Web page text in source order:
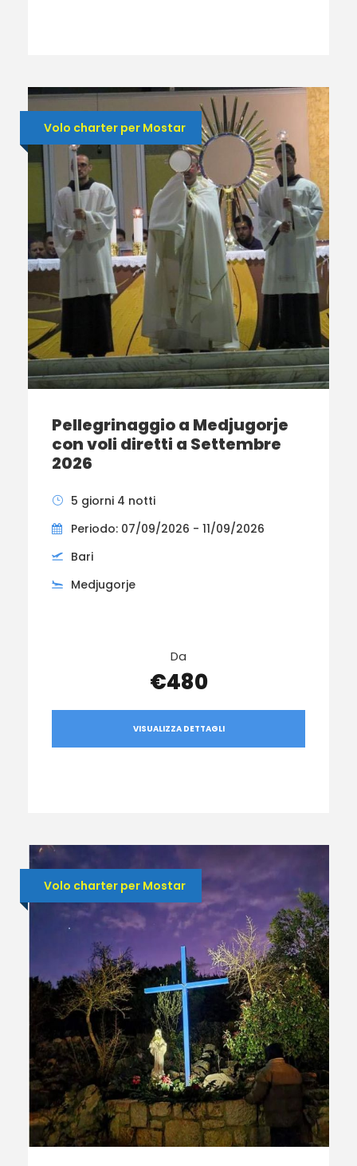
Volo charter per Mostar
Pellegrinaggio a Medjugorje
con voli diretti a Settembre
2026
5 giorni 4 notti
Periodo: 07/09/2026 - 11/09/2026
Bari
Medjugorje
Da
€480
VISUALIZZA DETTAGLI
Volo charter per Mostar